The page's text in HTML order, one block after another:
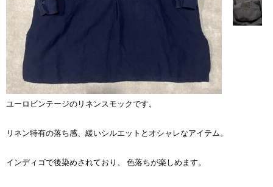
【商品説明】
ユーロビンテージのリネンスモックです。
リネン特有の落ち感、緩いシルエットとオシャレなアイテム。
インディゴで後染めされており、 色落ちが楽しめます。